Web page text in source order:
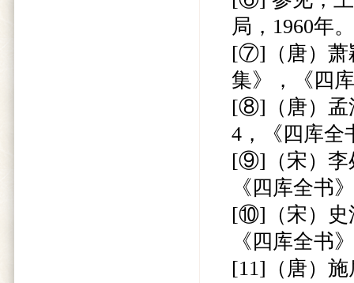
局，1960年。
[⑦]（唐）萧
集》，《四
[⑧]（唐）孟
4，《四库全
[⑨]（宋）李
《四库全书
[⑩]（宋）史
《四库全书
[11]（唐）